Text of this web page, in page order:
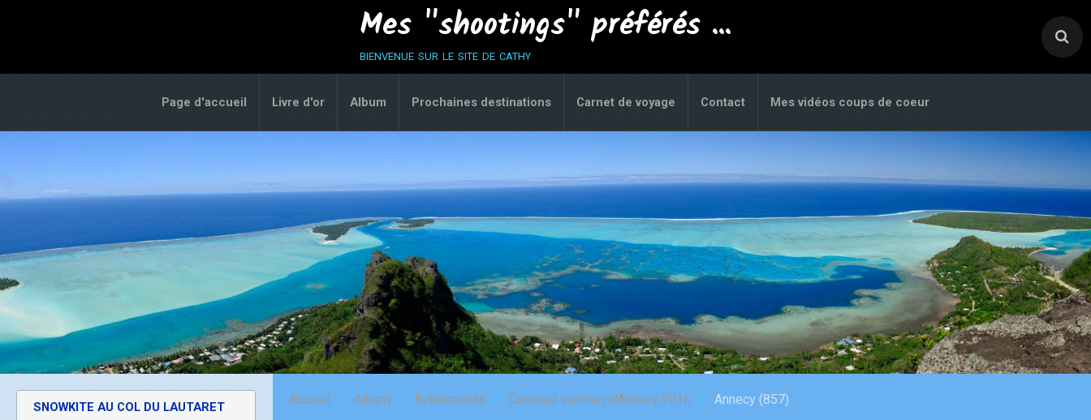
Mes "shootings" préférés ...
bienvenue sur le site de cathy
Page d'accueil Livre d'or Album Prochaines destinations Carnet de voyage Contact Mes vidéos coups de coeur
Accueil Album Evènements Carnaval vénitien d'Annecy 2016 Annecy (857)
SNOWKITE AU COL DU LAUTARET